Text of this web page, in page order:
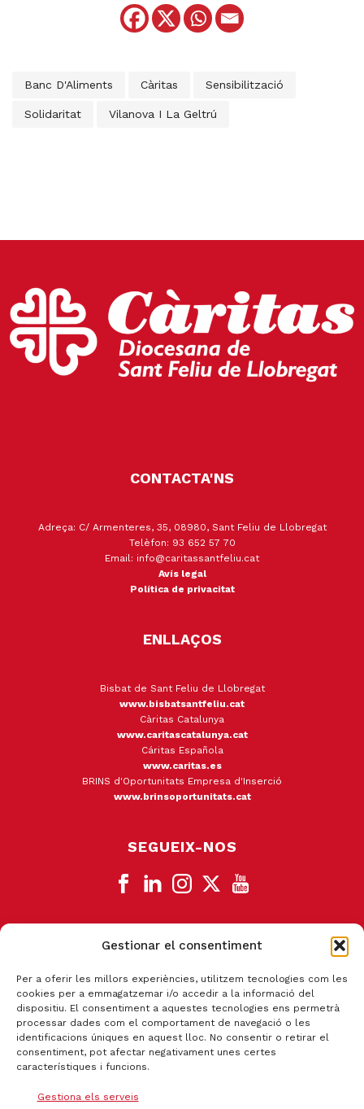
Gestionar el consentiment
Per a oferir les millors experiències, utilitzem tecnologies com les
cookies per a emmagatzemar i/o accedir a la informació del
dispositiu. El consentiment a aquestes tecnologies ens permetrà
processar dades com el comportament de navegació o les
identificacions úniques en aquest lloc. No consentir o retirar el
consentiment, pot afectar negativament unes certes
característiques i funcions.
Gestiona els serveis
Banc D'Aliments Càritas Sensibilització
Solidaritat Vilanova I La Geltrú
CONTACTA'NS
Adreça: C/ Armenteres, 35, 08980, Sant Feliu de Llobregat
Telèfon: 93 652 57 70
Email: info@caritassantfeliu.cat
Avís legal
Política de privacitat
ENLLAÇOS
Bisbat de Sant Feliu de Llobregat
www.bisbatsantfeliu.cat
Càritas Catalunya
www.caritascatalunya.cat
Cáritas Española
www.caritas.es
BRINS d'Oportunitats Empresa d'Inserció
www.brinsoportunitats.cat
SEGUEIX-NOS
CANAL DE DENÚNCIA